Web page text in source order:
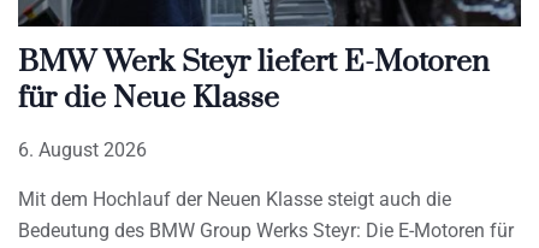
BMW Werk Steyr liefert E-Motoren
für die Neue Klasse
6. August 2026
Mit dem Hochlauf der Neuen Klasse steigt auch die
Bedeutung des BMW Group Werks Steyr: Die E-Motoren für